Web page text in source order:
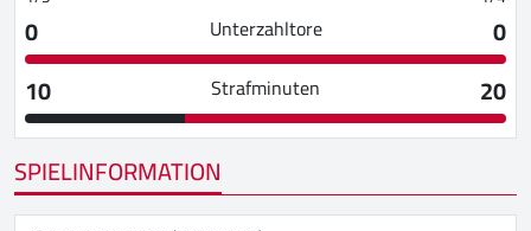
0 Unterzahltore
0
10
Strafminuten
20
SPIELINFORMATION